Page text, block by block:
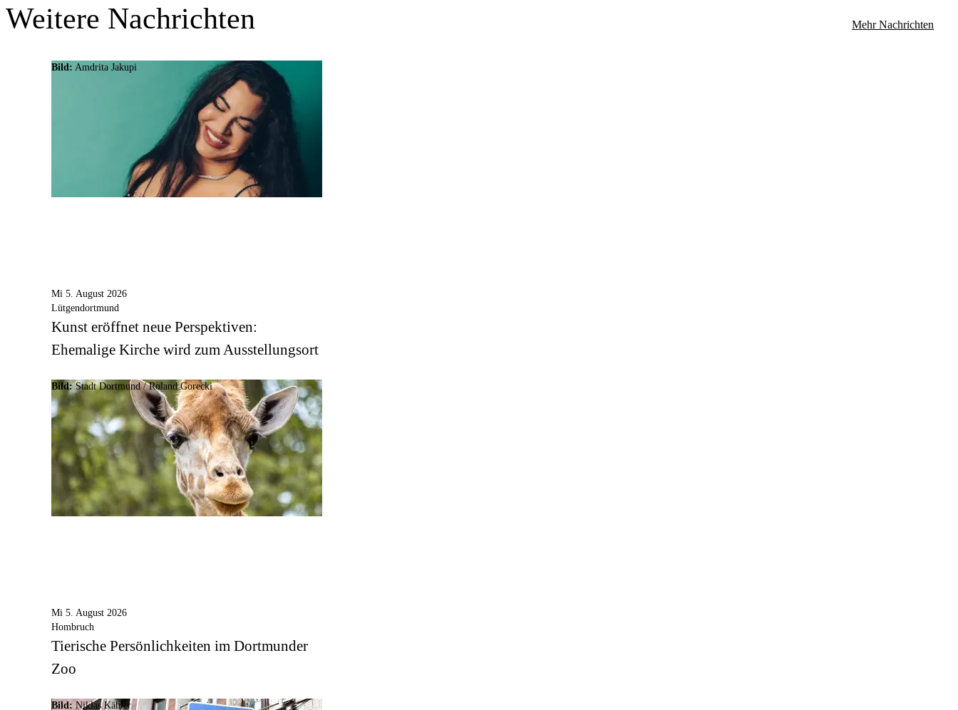
Weitere Nachrichten Mehr Nachrichten
Bild: Amdrita Jakupi
Mi 5. August 2026
Lütgendortmund
Kunst eröffnet neue Perspektiven:
Ehemalige Kirche wird zum Ausstellungsort
Bild:Stadt Dortmund / Roland Gorecki
Mi 5. August 2026
Hombruch
Tierische Persönlichkeiten im Dortmunder
Zoo
Bild: Niklas Kähler